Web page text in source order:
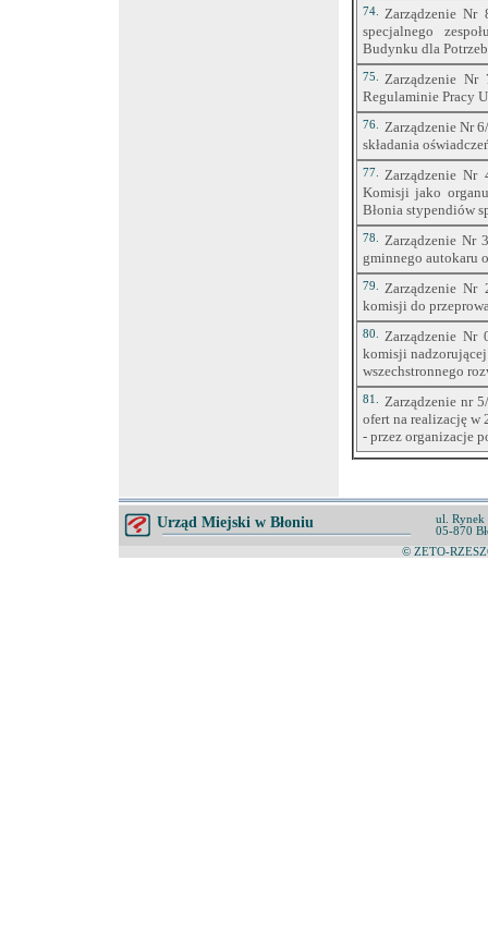
74.
Zarządzenie Nr
specjalnego
Budynku dla
75.
Zarządzenie
Regulaminie Pracy
76.
Zarządzenie Nr
składania
77.
Zarządzenie Nr
Komisji jako
Błonia stypendiów
78.
Zarządzenie Nr
gminnego autokaru
79.
Zarządzenie Nr
komisji do
80.
Zarządzenie Nr
komisji
wszechstronnego
81.
Zarządzenie nr
ofert na realizację w
- przez organizacje
Urząd Miejski w Błoniu
ul. Rynek
05-870
© ZETO-